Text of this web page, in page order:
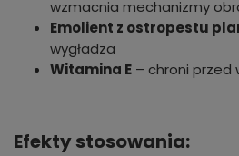
wzmacnia mechanizmy
Emolient z ostropestu
wygładza
Witamina E – chroni przed
Efekty stosowania: